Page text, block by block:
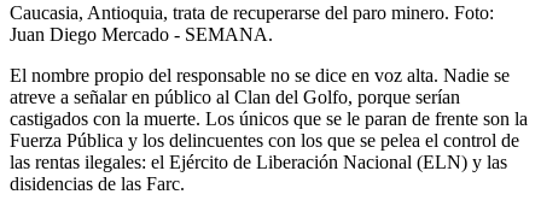
Caucasia, Antioquia, trata de recuperarse del paro minero. Foto:
Juan Diego Mercado - SEMANA.
El nombre propio del responsable no se dice en voz alta. Nadie se
atreve a señalar en público al Clan del Golfo, porque serían
castigados con la muerte. Los únicos que se le paran de frente son la
Fuerza Pública y los delincuentes con los que se pelea el control de
las rentas ilegales: el Ejército de Liberación Nacional (ELN) y las
disidencias de las Farc.